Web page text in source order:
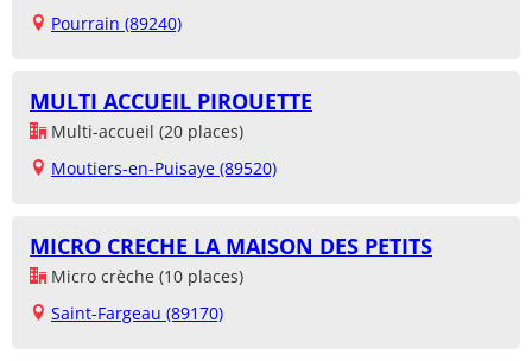
Pourrain (89240)
MULTI ACCUEIL PIROUETTE
Multi-accueil (20 places)
Moutiers-en-Puisaye (89520)
MICRO CRECHE LA MAISON DES PETITS
Micro crèche (10 places)
Saint-Fargeau (89170)